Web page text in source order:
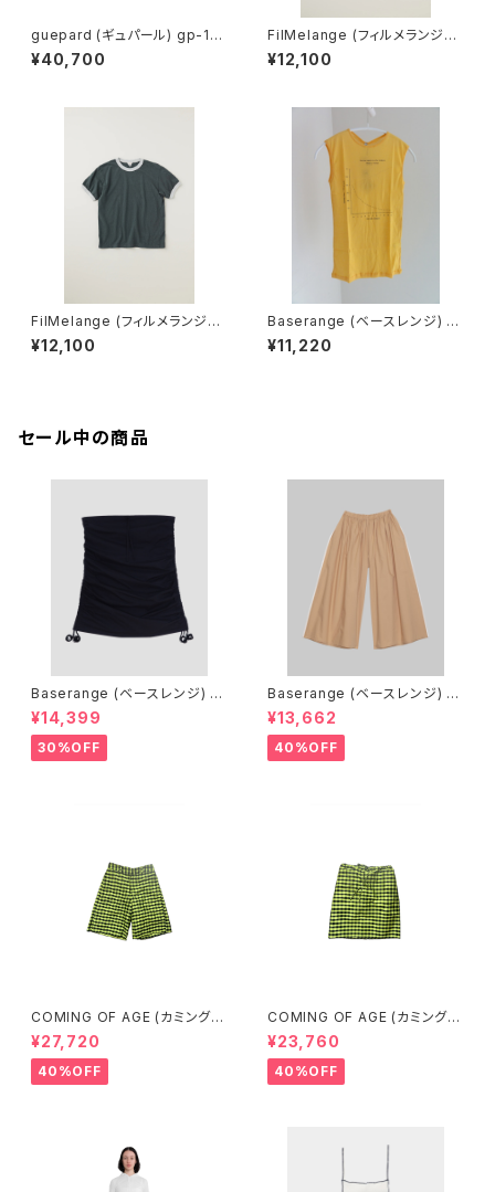
guepard (ギュパール) gp-11
noir cristal (clear lens) メガ
ネ
¥40,700
FilMelange (フィルメランジェ)
EMMA / エマ VINTAGE TENJ
IKU (champione melange)
¥12,100
FilMelange (フィルメランジェ)
EMMA / エマ VINTAGE TENJ
IKU (charcoal khaki)
¥12,100
Baserange (ベースレンジ) U
NSEEN TANK (MORUS BEIG
E)
¥11,220
セール中の商品
Baserange (ベースレンジ) PI
CTORIAL SKIRT (BLACK)
¥14,399
30%OFF
Baserange (ベースレンジ) C
ABLE PANTS (MARBLE BRO
WN)
¥13,662
40%OFF
COMING OF AGE (カミングオ
ブエイジ) FLARED SHORTS
（GINGHAM LIME/BLACK）
¥27,720
40%OFF
COMING OF AGE (カミングオ
ブエイジ) DRAWSTRING MID
I SKIRT（GINGHAM LIME/BL
ACK）
¥23,760
40%OFF